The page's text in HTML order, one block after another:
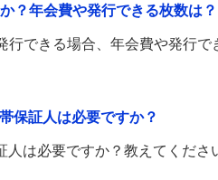
？年会費や発行できる枚数は？
できる場合、年会費や発行で
保証人は必要ですか？
は必要ですか？教えてくださ